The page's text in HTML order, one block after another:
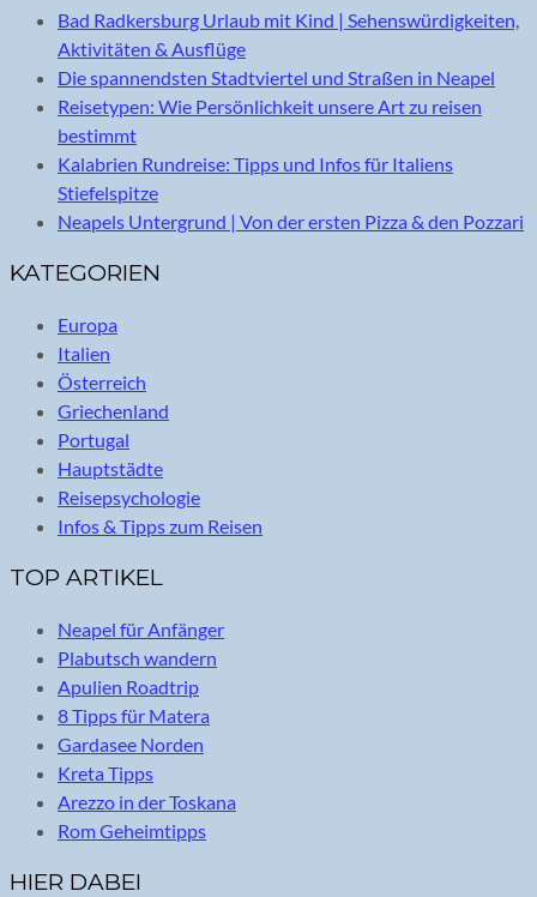
Bad Radkersburg Urlaub mit Kind | Sehenswürdigkeiten,
Aktivitäten & Ausflüge
Die spannendsten Stadtviertel und Straßen in Neapel
Reisetypen: Wie Persönlichkeit unsere Art zu reisen
bestimmt
Kalabrien Rundreise: Tipps und Infos für Italiens
Stiefelspitze
Neapels Untergrund | Von der ersten Pizza & den Pozzari
KATEGORIEN
Europa
Italien
Österreich
Griechenland
Portugal
Hauptstädte
Reisepsychologie
Infos & Tipps zum Reisen
TOP ARTIKEL
Neapel für Anfänger
Plabutsch wandern
Apulien Roadtrip
8 Tipps für Matera
Gardasee Norden
Kreta Tipps
Arezzo in der Toskana
Rom Geheimtipps
HIER DABEI